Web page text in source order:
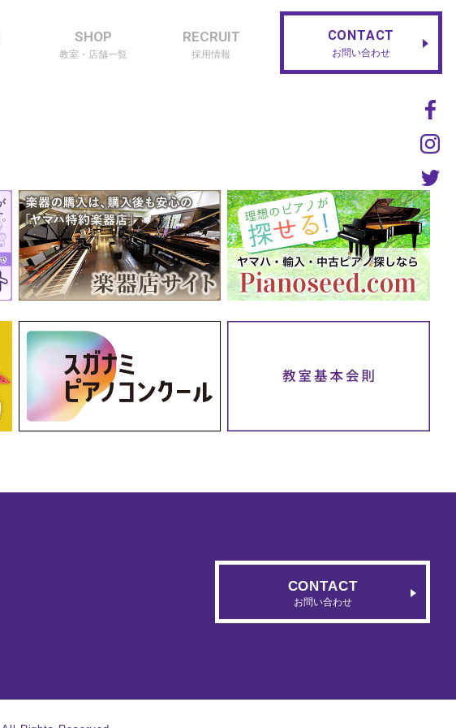
SHOP
教室・店舗一覧
RECRUIT
採用情報
CONTACT
お問い合わせ
CONTACT
お問い合わせ